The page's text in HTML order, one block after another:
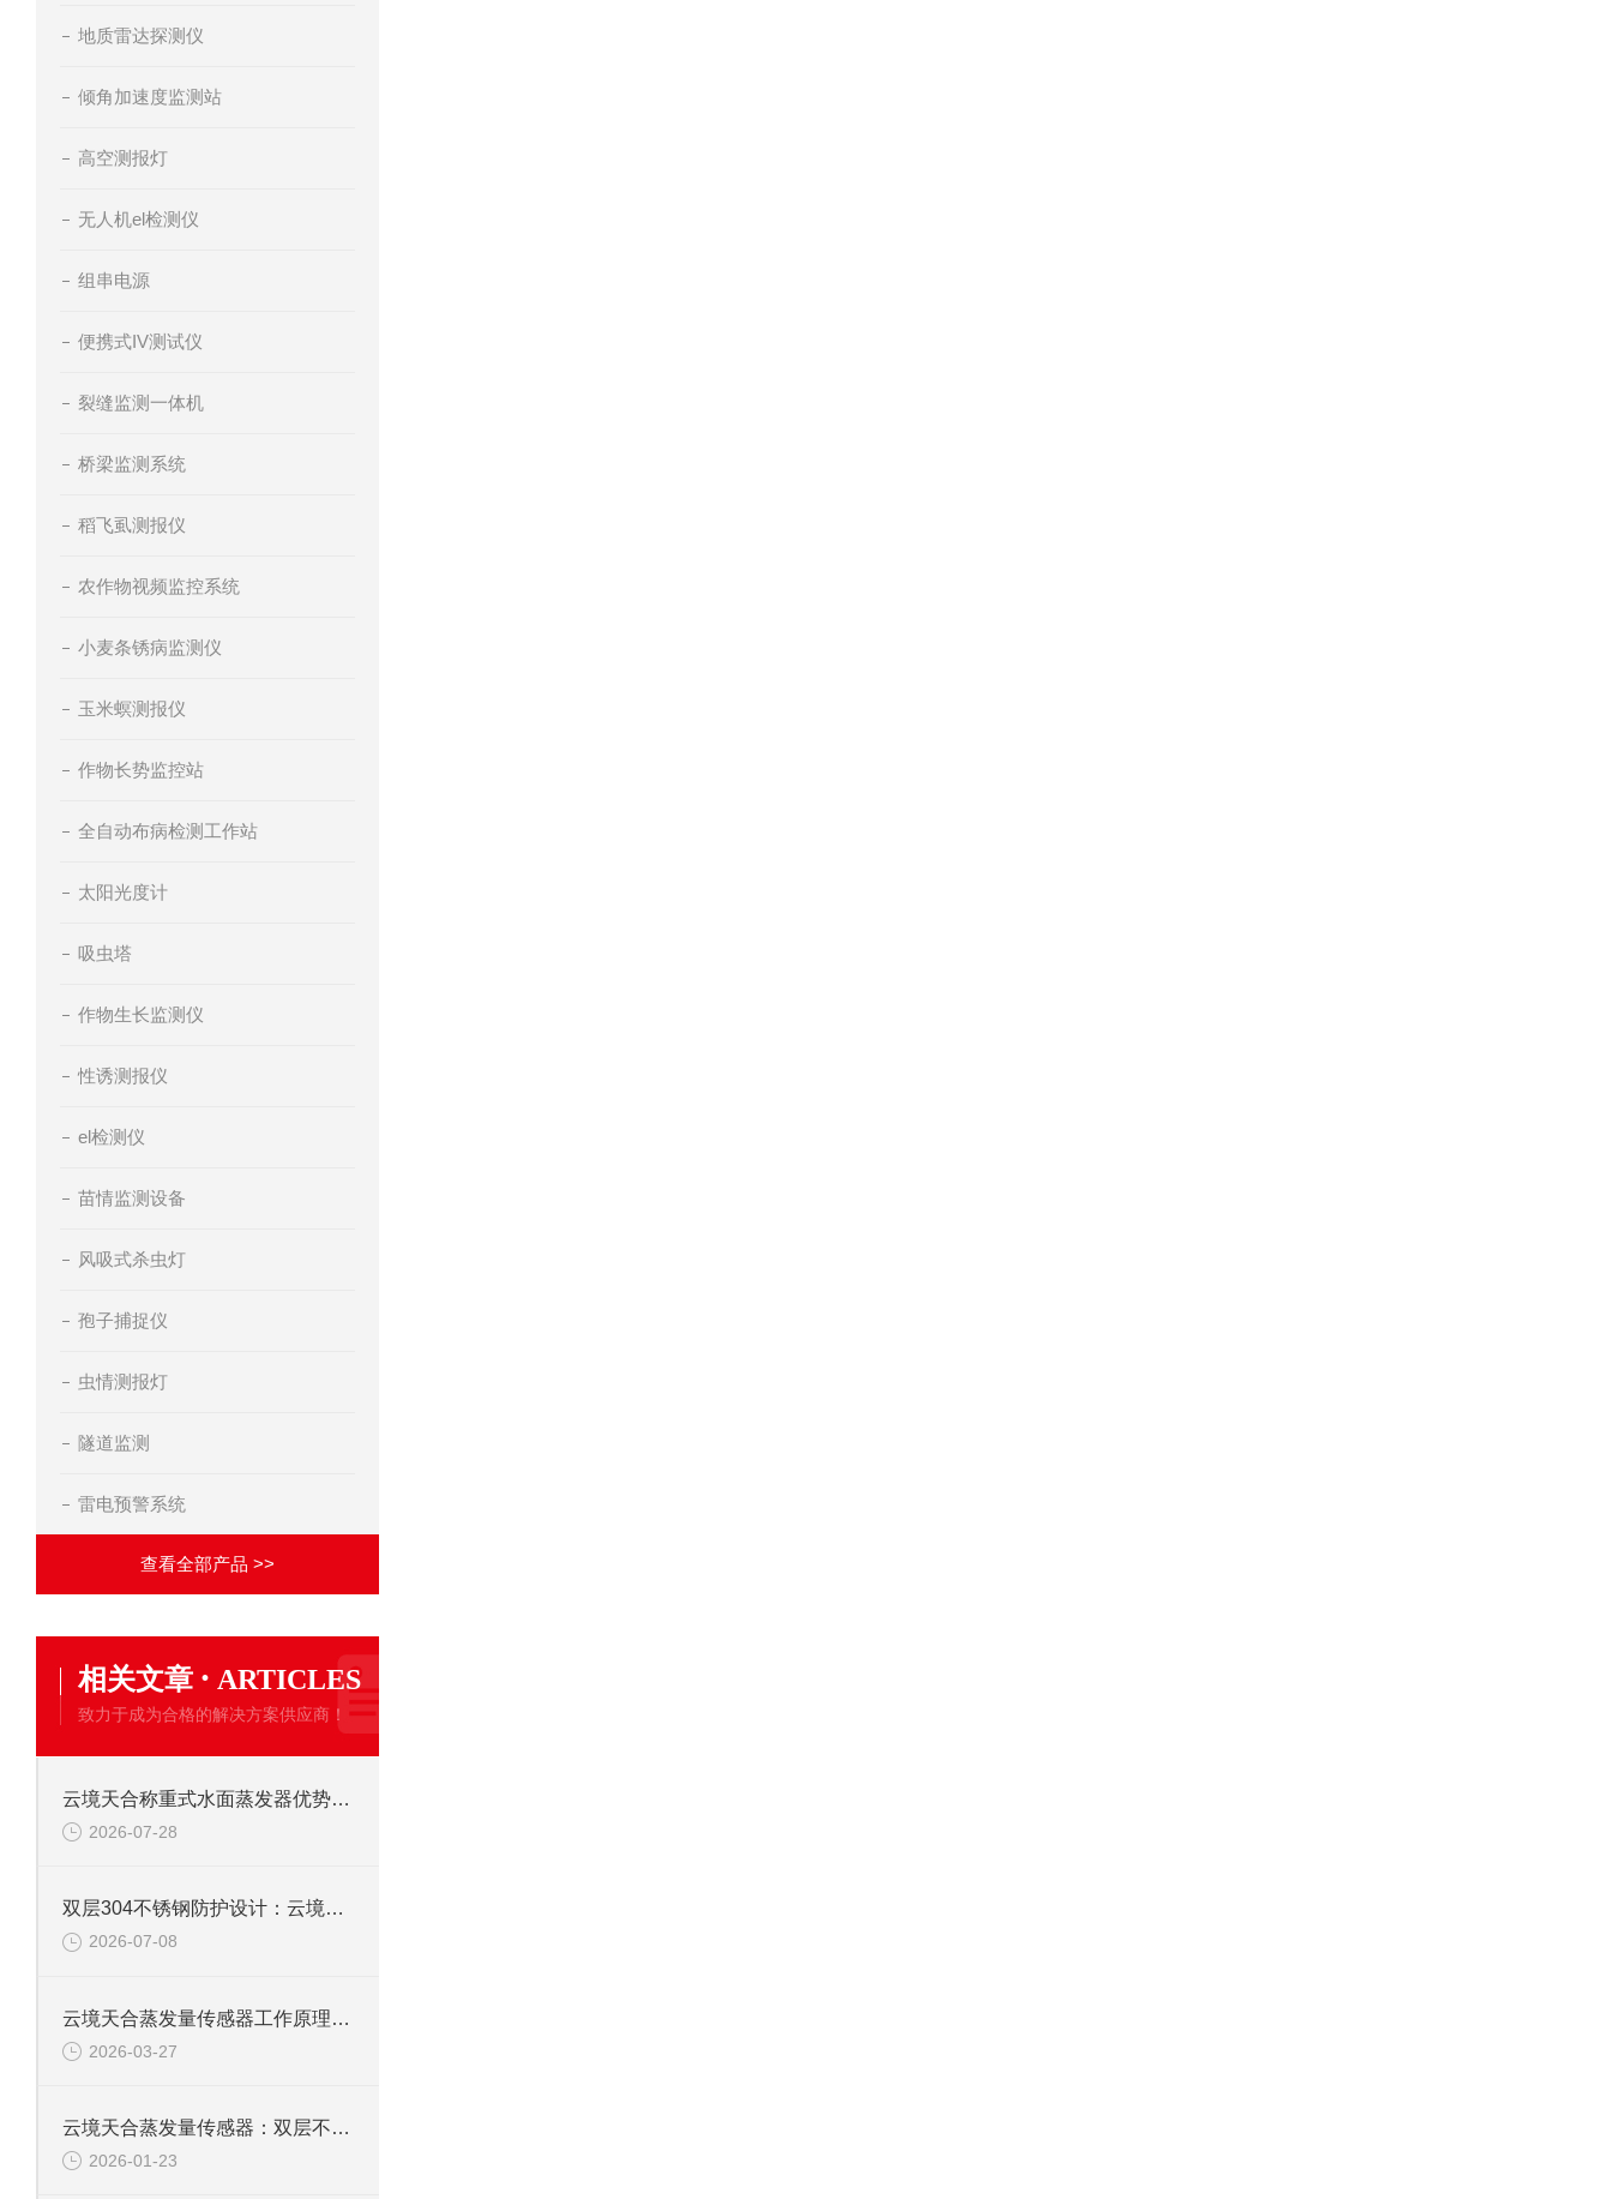
地质雷达探测仪
倾角加速度监测站
高空测报灯
无人机el检测仪
组串电源
便携式IV测试仪
裂缝监测一体机
桥梁监测系统
稻飞虱测报仪
农作物视频监控系统
小麦条锈病监测仪
玉米螟测报仪
作物长势监控站
全自动布病检测工作站
太阳光度计
吸虫塔
作物生长监测仪
性诱测报仪
el检测仪
苗情监测设备
风吸式杀虫灯
孢子捕捉仪
虫情测报灯
隧道监测
雷电预警系统
查看全部产品 >>
相关文章 · ARTICLES
致力于成为合格的解决方案供应商！
云境天合称重式水面蒸发器优势汇总：称重直测、自动化程度高、环境适应性强
2026-07-28
双层304不锈钢防护设计：云境天合水面蒸发传感器无惧太阳直晒与腐蚀
2026-07-08
云境天合蒸发量传感器工作原理：运用压力式测量原理精准感知水面蒸发量变化
2026-03-27
云境天合蒸发量传感器：双层不锈钢设计可隔离外界干扰，使测量结果更加准确
2026-01-23